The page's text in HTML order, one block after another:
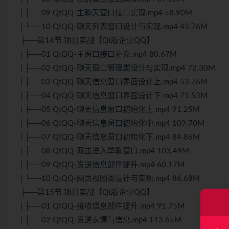
| ├──09 QtQQ-主聊天窗口接口实现.mp4 58.90M
| └──10 QtQQ-聊天列表窗口设计与实现.mp4 43.76M
├──第14节 项目实战【Qt版企业QQ】
| ├──01 QtQQ-主窗口接口补充.mp4 80.67M
| ├──02 QtQQ-聊天窗口管理类设计与实现.mp4 72.30M
| ├──03 QtQQ-聊天信息窗口界面设计上.mp4 53.76M
| ├──04 QtQQ-聊天信息窗口界面设计下.mp4 71.53M
| ├──05 QtQQ-聊天信息窗口初始化上.mp4 91.25M
| ├──06 QtQQ-聊天信息窗口初始化中.mp4 109.70M
| ├──07 QtQQ-聊天信息窗口初始化下.mp4 84.86M
| ├──08 QtQQ-双击进入单聊窗口.mp4 103.49M
| ├──09 QtQQ-发送信息部件提升.mp4 60.17M
| └──10 QtQQ-网页视图类设计与实现.mp4 86.68M
├──第15节 项目实战【Qt版企业QQ】
| ├──01 QtQQ-接收信息部件提升.mp4 91.75M
| ├──02 QtQQ-发送表情与信息.mp4 113.65M